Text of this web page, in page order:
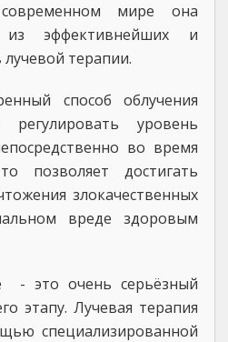
мире она
из эффективнейших и
терапии.
способ облучения
регулировать уровень
во время
позволяет достигать
злокачественных
вреде здоровым
- это очень серьёзный
этапу. Лучевая терапия
специализированной